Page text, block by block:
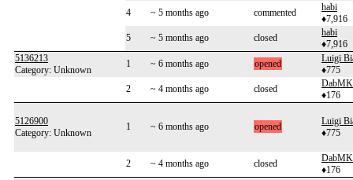
4
~ 5 months ago commented
habi
♦7,916
5
~ 5 months ago closed
habi
♦7,916
5136213
Category: Unknown
1 ~ 6 months ago opened
Luigi
♦775
2
~ 4 months ago closed
DabMK
♦176
5126900
Category: Unknown
1 ~ 6 months ago opened
Luigi
♦775
2 ~ 4 months ago closed
DabMK
♦176